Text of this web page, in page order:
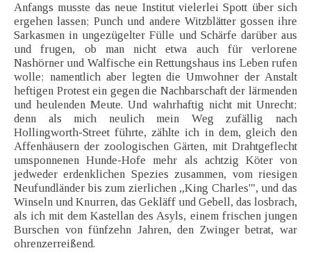
Anfangs musste das neue Institut vielerlei Spott über sich
ergehen lassen; Punch und andere Witzblätter gossen ihre
Sarkasmen in ungezügelter Fülle und Schärfe darüber aus
und frugen, ob man nicht etwa auch für verlorene
Nashörner und Walfische ein Rettungshaus ins Leben rufen
wolle; namentlich aber legten die Umwohner der Anstalt
heftigen Protest ein gegen die Nachbarschaft der lärmenden
und heulenden Meute. Und wahrhaftig nicht mit Unrecht;
denn als mich neulich mein Weg zufällig nach
Hollingworth-Street führte, zählte ich in dem, gleich den
Affenhäusern der zoologischen Gärten, mit Drahtgeflecht
umsponnenen Hunde-Hofe mehr als achtzig Köter von
jedweder erdenklichen Spezies zusammen, vom riesigen
Neufundländer bis zum zierlichen „King Charles'", und das
Winseln und Knurren, das Gekläff und Gebell, das losbrach,
als ich mit dem Kastellan des Asyls, einem frischen jungen
Burschen von fünfzehn Jahren, den Zwinger betrat, war
ohrenzerreißend.